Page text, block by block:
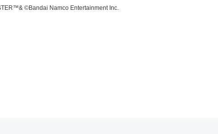
©Bandai Namco Entertainment Inc.